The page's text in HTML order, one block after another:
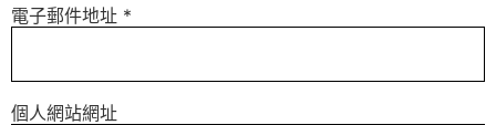
電子郵件地址 *
個人網站網址